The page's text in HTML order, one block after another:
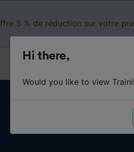
5 % de réduction sur votre
Hi there,
Would you like to view